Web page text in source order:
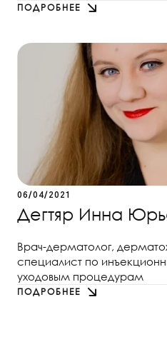
ПОДРОБНЕЕ
06/04/2021
Дегтяр Инна
Врач-дерматолог,
специалист по
уходовым процедурам
ПОДРОБНЕЕ